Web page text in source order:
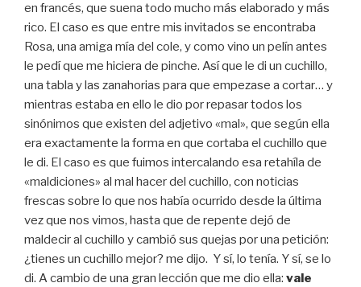
en francés, que suena todo mucho más elaborado y más
rico. El caso es que entre mis invitados se encontraba
Rosa, una amiga mía del cole, y como vino un pelín antes
le pedí que me hiciera de pinche. Así que le di un cuchillo,
una tabla y las zanahorias para que empezase a cortar… y
mientras estaba en ello le dio por repasar todos los
sinónimos que existen del adjetivo «mal», que según ella
era exactamente la forma en que cortaba el cuchillo que
le di. El caso es que fuimos intercalando esa retahíla de
«maldiciones» al mal hacer del cuchillo, con noticias
frescas sobre lo que nos había ocurrido desde la última
vez que nos vimos, hasta que de repente dejó de
maldecir al cuchillo y cambió sus quejas por una petición:
¿tienes un cuchillo mejor? me dijo. Y sí, lo tenía. Y sí, se lo
di. A cambio de una gran lección que me dio ella: vale